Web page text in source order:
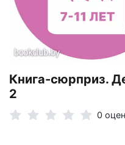
Книга-сюрприз.
2
0